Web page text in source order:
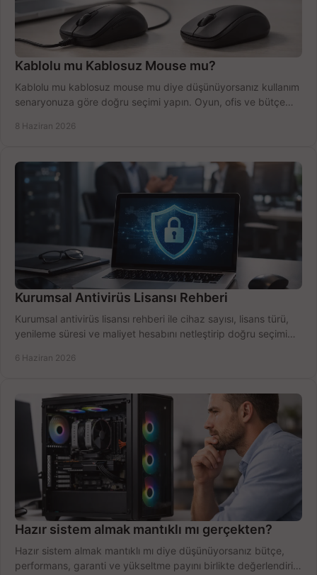
Kablolu mu Kablosuz Mouse mu?
Kablolu mu kablosuz mouse mu diye düşünüyorsanız kullanım
senaryonuza göre doğru seçimi yapın. Oyun, ofis ve bütçe
8 Haziran 2026
Kurumsal Antivirüs Lisansı Rehberi
Kurumsal antivirüs lisansı rehberi ile cihaz sayısı, lisans türü,
yenileme süresi ve maliyet hesabını netleştirip doğru seçimi
6 Haziran 2026
Hazır sistem almak mantıklı mı gerçekten?
Hazır sistem almak mantıklı mı diye düşünüyorsanız bütçe,
performans, garanti ve yükseltme payını birlikte değerlendirin,